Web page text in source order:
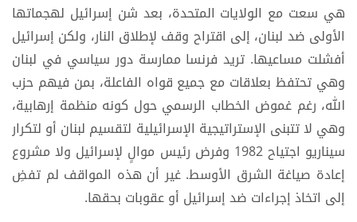
هي سعت مع الولايات المتحدة، بعد شن إسرائيل لهجماتها
الأولى ضد لبنان، إلى اقتراح وقف لإطلاق النار، ولكن إسرائيل
أفشلت مساعيها. تريد فرنسا ممارسة دور سياسي في لبنان
وهي تحتفظ بعلاقات مع جميع قواه الفاعلة، بمن فيهم حزب
الله، رغم غموض الخطاب الرسمي حول كونه منظمة إرهابية،
وهي لا تتبنى الإستراتيجية الإسرائيلية لتقسيم لبنان أو لتكرار
سيناريو اجتياح 1982 وفرض رئيس موالٍ لإسرائيل ولا مشروع
إعادة صياغة الشرق الأوسط. غير أن هذه المواقف لم تفضِ
إلى اتخاذ إجراءات ضد إسرائيل أو عقوبات بحقها.